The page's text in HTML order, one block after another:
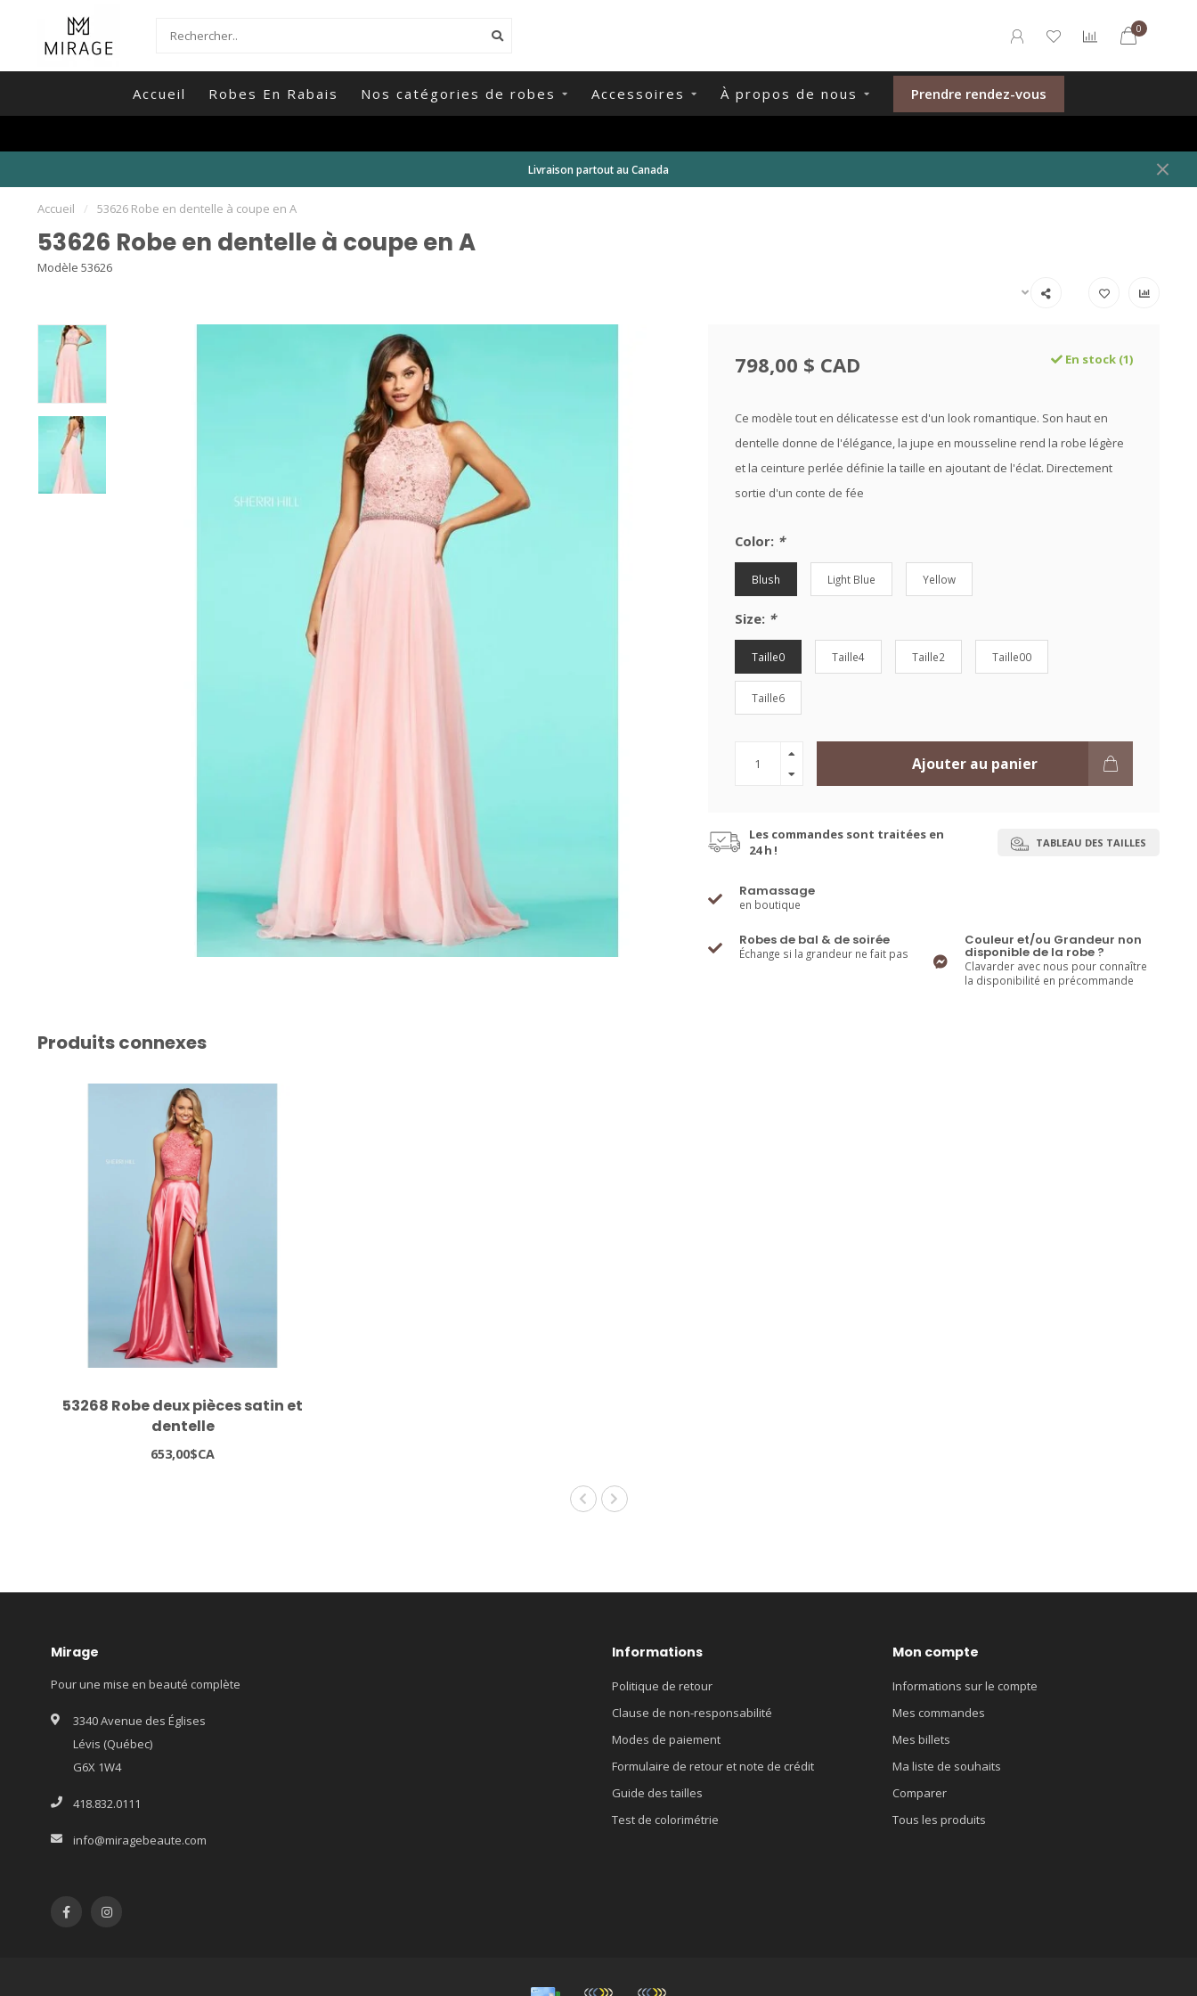
0
Accueil Robes En Rabais Nos catégories de robes Accessoires À propos de nous Prendre rendez-vous
Livraison partout au Canada
Accueil / 53626 Robe en dentelle à coupe en A
53626 Robe en dentelle à coupe en A
Modèle 53626
798,00 $ CAD En stock (1)
Ce modèle tout en délicatesse est d'un look romantique. Son haut en
dentelle donne de l'élégance, la jupe en mousseline rend la robe légère
et la ceinture perlée définie la taille en ajoutant de l'éclat. Directement
sortie d'un conte de fée
Color: *
Blush Light Blue Yellow
Size: *
Taille0 Taille4 Taille2 Taille00
Taille6
Ajouter au panier
Les commandes sont traitées en
24 h !
TABLEAU DES TAILLES
Ramassage
en boutique
Robes de bal & de soirée
Échange si la grandeur ne fait pas
Couleur et/ou Grandeur non
disponible de la robe ?
Clavarder avec nous pour connaître
la disponibilité en précommande
Produits connexes
53268 Robe deux pièces satin et
dentelle
653,00$CA
Mirage
Pour une mise en beauté complète
3340 Avenue des Églises
Lévis (Québec)
G6X 1W4
418.832.0111
info@miragebeaute.com
Informations
Politique de retour
Clause de non-responsabilité
Modes de paiement
Formulaire de retour et note de crédit
Guide des tailles
Test de colorimétrie
Mon compte
Informations sur le compte
Mes commandes
Mes billets
Ma liste de souhaits
Comparer
Tous les produits